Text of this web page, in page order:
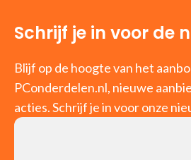
Schrijf je in voor de
Blijf op de hoogte van het
PConderdelen.nl, nieuwe
acties. Schrijf je in voor onze